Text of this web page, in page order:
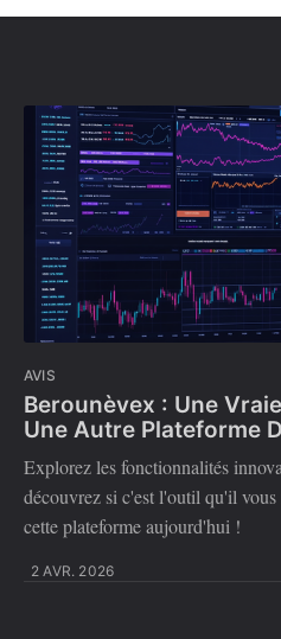
AVIS
Berounèvex : Une
Une Autre Plateforme
Explorez les fonctionnalités
découvrez si c'est l'outil qu'il
cette plateforme aujourd'hui !
2 AVR. 2026